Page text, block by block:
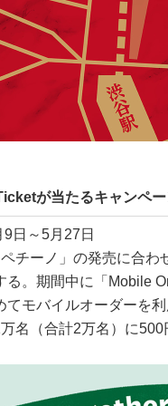
が当たるキャンペ
9日～5月27日
ペチーノ」の発売に合
る。期間中に「Mobile
てモバイルオーダーを
名（合計2万名）に500